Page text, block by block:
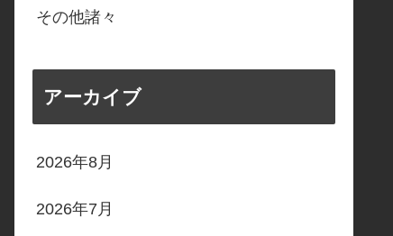
その他諸々
アーカイブ
2026年8月
2026年7月